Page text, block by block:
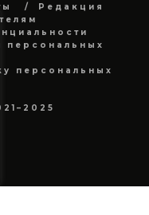
Редакция
персональных
персональных